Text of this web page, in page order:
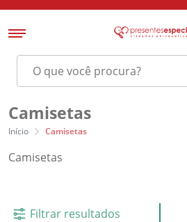
Camisetas
Início Camisetas
Camisetas
Filtrar resultados